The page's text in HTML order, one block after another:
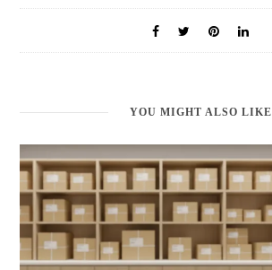
YOU MIGHT ALSO LIKE